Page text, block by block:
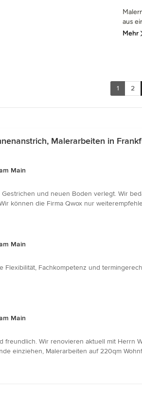
aus
Mehr
1 2
Malerarbeiten in
Main
und neuen Boden verlegt. Wir
können die Firma Qwox nur
Main
Flexibilität, Fachkompetenz und
Main
freundlich. Wir renovieren aktuell mit
einziehen, Malerarbeiten auf 220qm